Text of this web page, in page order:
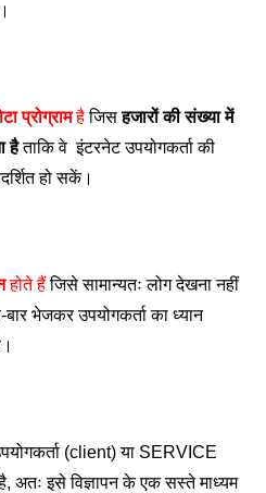
प्रोग्राम है जिस हजारों की संख्या में
है ताकि वे  इंटरनेट उपयोगकर्ता की
हो सकें।
होते हैं जिसे सामान्यतः लोग देखना नहीं
भेजकर उपयोगकर्ता का ध्यान
(client) या SERVICE
अतः इसे विज्ञापन के एक सस्ते माध्यम